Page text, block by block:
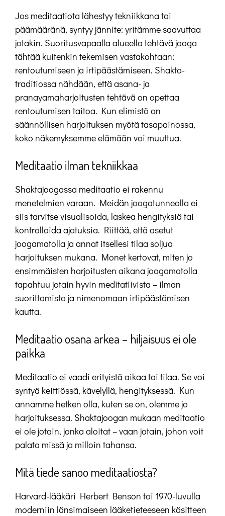
Jos meditaatiota lähestyy tekniikkana tai
päämääränä, syntyy jännite: yritämme saavuttaa
jotakin. Suoritusvapaalla alueella tehtävä jooga
tähtää kuitenkin tekemisen vastakohtaan:
rentoutumiseen ja irtipäästämiseen. Shakta-
traditiossa nähdään, että asana- ja
pranayamaharjoitusten tehtävä on opettaa
rentoutumisen taitoa. Kun elimistö on
säännöllisen harjoituksen myötä tasapainossa,
koko näkemyksemme elämään voi muuttua.
Meditaatio ilman tekniikkaa
Shaktajoogassa meditaatio ei rakennu
menetelmien varaan. Meidän joogatunneolla ei
siis tarvitse visualisoida, laskea hengityksiä tai
kontrolloida ajatuksia. Riittää, että asetut
joogamatolla ja annat itsellesi tilaa soljua
harjoituksen mukana. Monet kertovat, miten jo
ensimmäisten harjoitusten aikana joogamatolla
tapahtuu jotain hyvin meditatiivista – ilman
suorittamista ja nimenomaan irtipäästämisen
kautta.
Meditaatio osana arkea – hiljaisuus ei ole
paikka
Meditaatio ei vaadi erityistä aikaa tai tilaa. Se voi
syntyä keittiössä, kävelyllä, hengityksessä. Kun
annamme hetken olla, kuten se on, olemme jo
harjoituksessa. Shaktajoogan mukaan meditaatio
ei ole jotain, jonka aloitat – vaan jotain, johon voit
palata missä ja milloin tahansa.
Mitä tiede sanoo meditaatiosta?
Harvard-lääkäri Herbert Benson toi 1970-luvulla
moderniin länsimaiseen lääketieteeseen käsitteen